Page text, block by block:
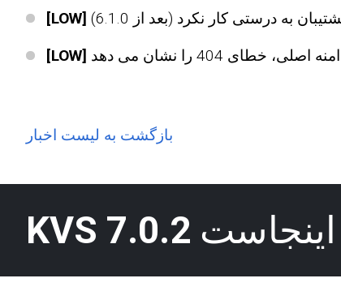
[LOW]
[LOW]
بازگشت به لیست اخبار
KVS 7.0.2 اینجاست